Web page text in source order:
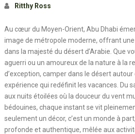
Ritthy Ross
Au cœur du Moyen-Orient, Abu Dhabi
image de métropole moderne, offrant
dans la majesté du désert d’Arabie. Que
aguerri ou un amoureux de la nature à la
d’exception, camper dans le désert
expérience qui redéfinit les vacances. Du
aux nuits étoilées où la douceur du vent
bédouines, chaque instant se vit
seulement un décor, c’est un monde à
profonde et authentique, mêlée aux